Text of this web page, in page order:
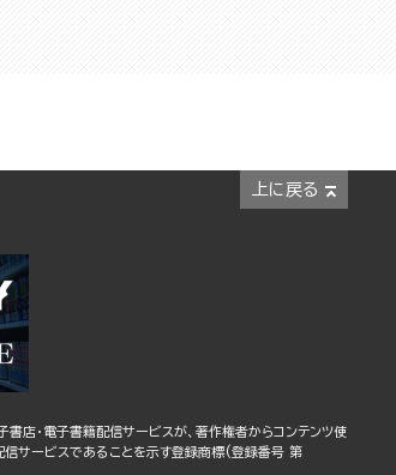
上に戻る
書店・電子書籍配信サービスが、著作権者からコンテンツ使
信サービスであることを示す登録商標(登録番号 第